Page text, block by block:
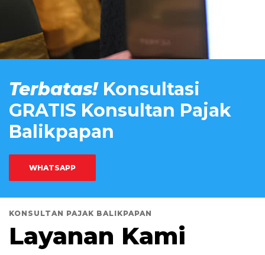
Terbatas! Konsultasi
GRATIS Konsultan Pajak
Balikpapan
WHATSAPP
KONSULTAN PAJAK BALIKPAPAN
Layanan Kami